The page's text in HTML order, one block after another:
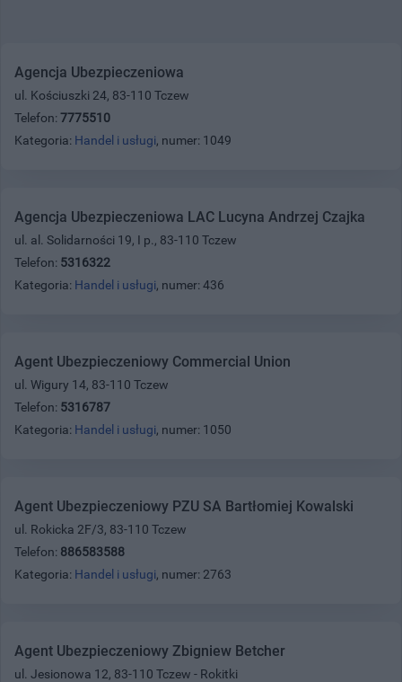
Agencja Ubezpieczeniowa
ul. Kościuszki 24, 83-110 Tczew
Telefon: 7775510
Kategoria: Handel i usługi, numer: 1049
Agencja Ubezpieczeniowa LAC Lucyna Andrzej Czajka
ul. al. Solidarności 19, I p., 83-110 Tczew
Telefon: 5316322
Kategoria: Handel i usługi, numer: 436
Agent Ubezpieczeniowy Commercial Union
ul. Wigury 14, 83-110 Tczew
Telefon: 5316787
Kategoria: Handel i usługi, numer: 1050
Agent Ubezpieczeniowy PZU SA Bartłomiej Kowalski
ul. Rokicka 2F/3, 83-110 Tczew
Telefon: 886583588
Kategoria: Handel i usługi, numer: 2763
Agent Ubezpieczeniowy Zbigniew Betcher
ul. Jesionowa 12, 83-110 Tczew - Rokitki